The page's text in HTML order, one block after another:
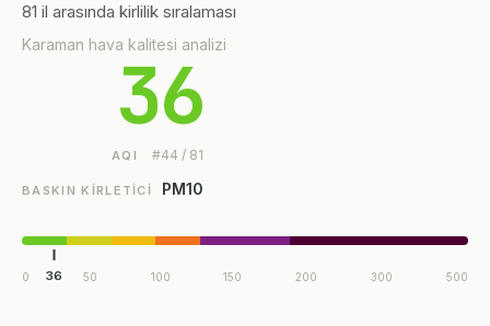
81 il arasında kirlilik sıralaması
Karaman hava kalitesi analizi
36
AQI #44 / 81
BASKIN KIRLETICI PM10
36
0 50 100 150 200 300 500